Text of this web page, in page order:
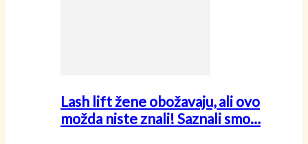
Lash lift žene obožavaju, ali ovo
možda niste znali! Saznali smo…